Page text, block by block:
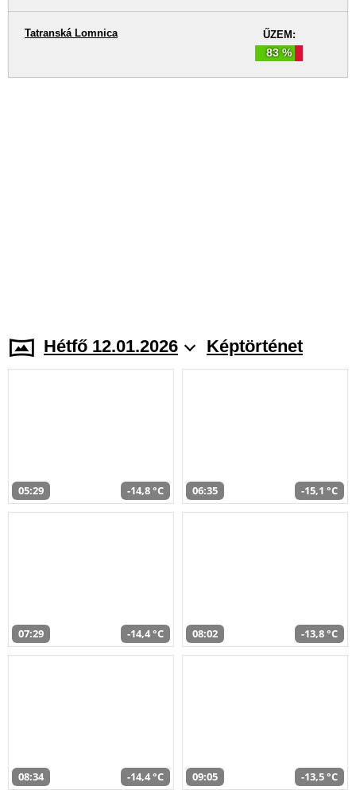
ŰZEM:
83 %
Tatranská Lomnica
Hétfő 12.01.2026 Képtörténet
05:29 -14,8 °C 06:35 -15,1 °C
07:29 -14,4 °C 08:02 -13,8 °C
08:34 -14,4 °C 09:05 -13,5 °C